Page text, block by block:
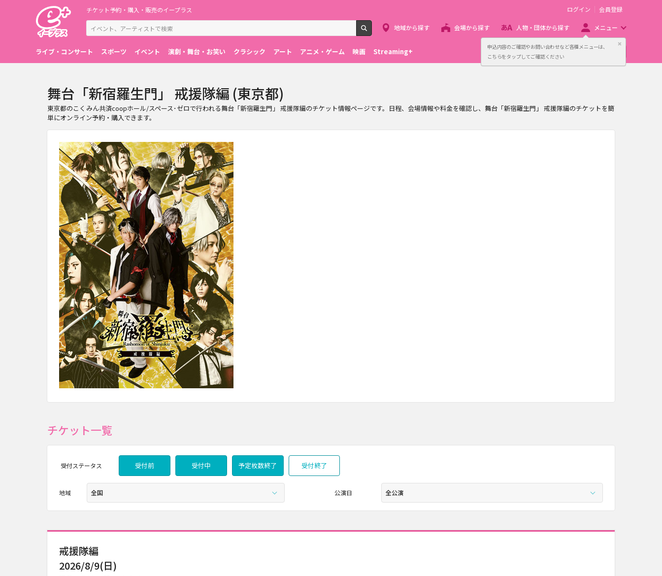
申込内容のご確認やお問い合わせなど各種メニューは、
こちらをタップしてご確認ください
閉じる
チケット予約・購入・販売のイープラス
検索
ログイン 会員登録
地域から探す 会場から探す 人物・団体から探す メニュー
ライブ・コンサート スポーツ イベント 演劇・舞台・お笑い クラシック アート アニメ・ゲーム 映画 Streaming+ 主催者向け販売サービス
舞台「新宿羅生門」 戒援隊編 (東京都)
東京都のこくみん共済coopホール/スペース･ゼロで行われる舞台「新宿羅生門」 戒援隊編のチケット情報ページです。日程、会場情報や料金を確認し、舞台「新宿羅生門」 戒援隊編のチケットを簡
単にオンライン予約・購入できます。
チケット一覧
受付ステータス 受付前 受付中 予定枚数終了 受付終了
地域 公演日
戒援隊編
2026/8/9(日)